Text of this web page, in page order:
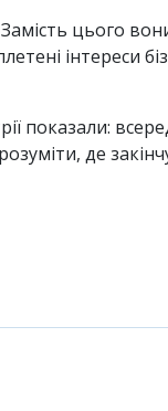
цього
інтереси
показали:
де